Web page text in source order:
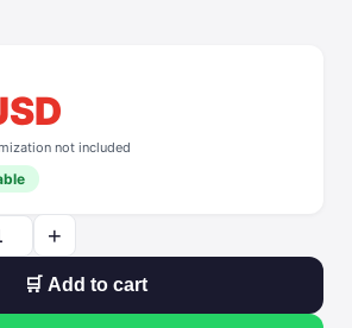
not included
+
🛒 Add to cart